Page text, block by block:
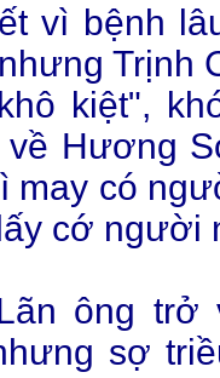
vì bệnh
Trịnh
kiệt",
Hương
may có
cớ người
ông trở
sợ